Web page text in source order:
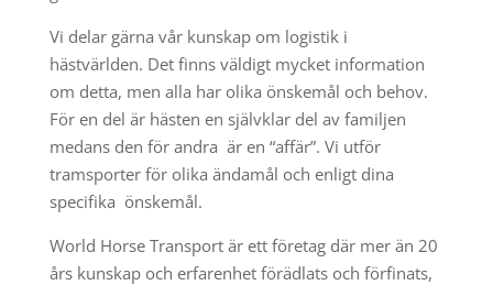
Vi delar gärna vår kunskap om logistik i
hästvärlden. Det finns väldigt mycket information
om detta, men alla har olika önskemål och behov.
För en del är hästen en självklar del av familjen
medans den för andra är en “affär”. Vi utför
tramsporter för olika ändamål och enligt dina
specifika önskemål.
World Horse Transport är ett företag där mer än 20
års kunskap och erfarenhet förädlats och förfinats,